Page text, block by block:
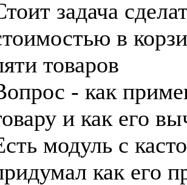
задача
в
товаров
- как
и как его
модуль с
как его